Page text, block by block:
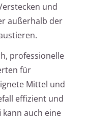
und
außerhalb der
professionelle
für
Mittel und
effizient und
auch eine